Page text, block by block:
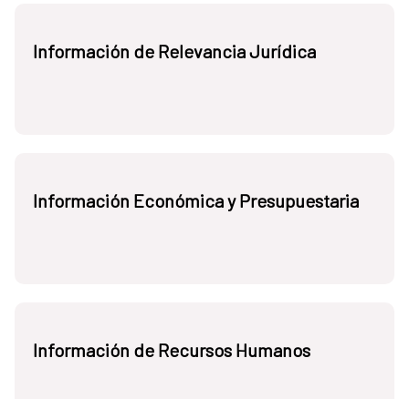
Información de Relevancia Jurídica
Información Económica y Presupuestaria
Información de Recursos Humanos